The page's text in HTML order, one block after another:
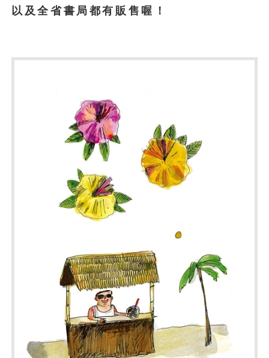
以及全省書局都有販售喔！